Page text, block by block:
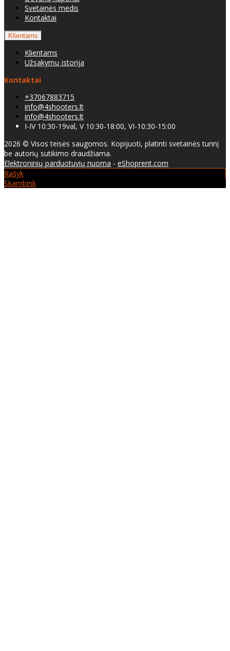
Svetainės medis
Kontaktai
Klientams
Klientams
Užsakymų istorija
Kontaktai
+37067883715
info@4shooters.lt
info@4shooters.lt
I-IV 10:30-19val, V 10:30-18:00, VI-10:30-15:00
2026 © Visos teisės saugomos. Kopijuoti, platinti svetainės turinį
be autorių sutikimo draudžiama.
Elektroninių parduotuvių nuoma - eShoprent.com
Rašyk
Skambink